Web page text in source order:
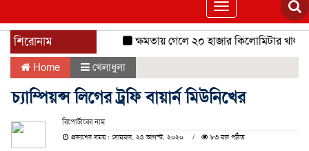
Toggle
navigation
শিরোনাম ক্ষমতায় গেলে ২০ হাজার কিলোমিটার খাল
Home খেলাধুলা
চ্যাম্পিয়ন্স লিগের ট্রফি বায়ার্ন মিউনিখের
রিপোর্টারের নাম
প্রকাশের সময় : সোমবার, ২৪ আগস্ট, ২০২০
৮৩ বার পঠিত